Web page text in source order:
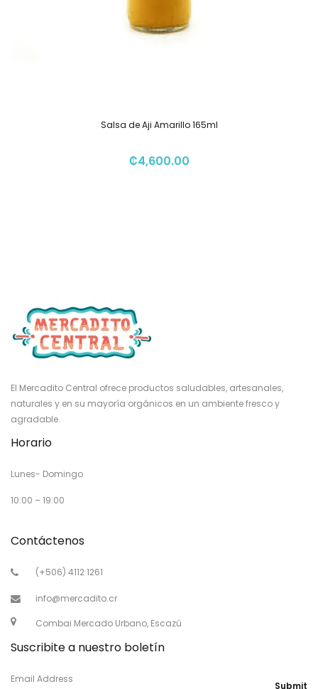
Salsa de Aji Amarillo 165ml
₡4,600.00
El Mercadito Central ofrece productos saludables, artesanales,
naturales y en su mayoría orgánicos en un ambiente fresco y
agradable.
Horario
Lunes- Domingo
10:00 – 19:00
Contáctenos
(+506) 4112 1261
info@mercadito.cr
Combai Mercado Urbano, Escazú
Suscribite a nuestro boletín
Email Address
Submit